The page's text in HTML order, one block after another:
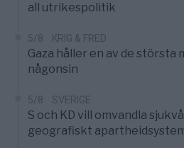
all utrikespolitik
5/8 KRIG & FRED
Gaza håller en av de största
någonsin
5/8 SVERIGE
S och KD vill omvandla
geografiskt